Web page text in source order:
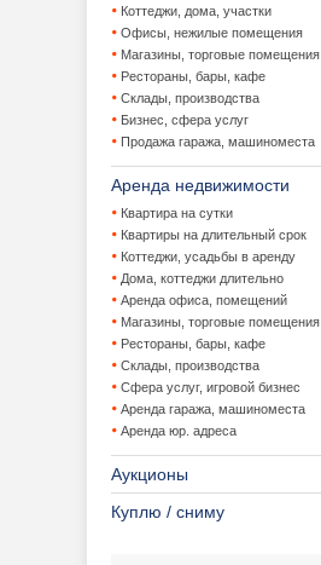
Коттеджи, дома, участки
Офисы, нежилые помещения
Магазины, торговые помещения
Рестораны, бары, кафе
Склады, производства
Бизнес, сфера услуг
Продажа гаража, машиноместа
Аренда недвижимости
Квартира на сутки
Квартиры на длительный срок
Коттеджи, усадьбы в аренду
Дома, коттеджи длительно
Аренда офиса, помещений
Магазины, торговые помещения
Рестораны, бары, кафе
Склады, производства
Сфера услуг, игровой бизнес
Аренда гаража, машиноместа
Аренда юр. адреса
Аукционы
Куплю / сниму